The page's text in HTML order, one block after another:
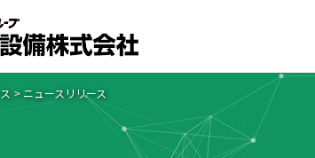
ニュースリリース